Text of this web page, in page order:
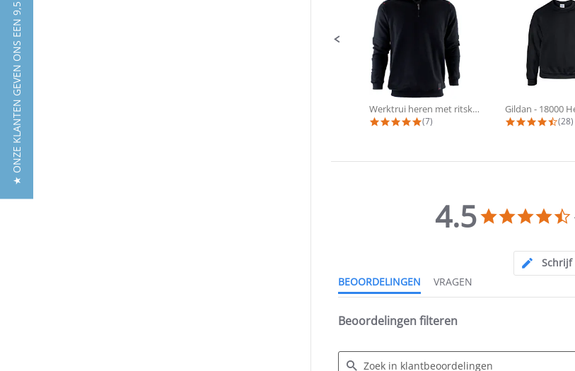
Werktrui heren met ritskraag - KRB®...
4.9 star rating
(7) 4.7
(28)
4.5
Schrijf
BEOORDELINGEN
VRAGEN
Beoordelingen filteren
★ ONZE KLANTEN GEVEN ONS EEN 9,5